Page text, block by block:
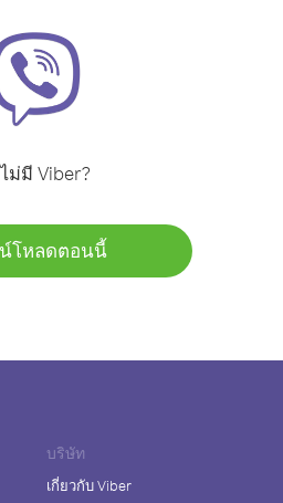
ม่มี Viber?
โหลดตอนนี้
บริษัท
เกี่ยวกับ Viber